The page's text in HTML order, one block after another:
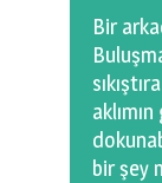
Bir
bir şey